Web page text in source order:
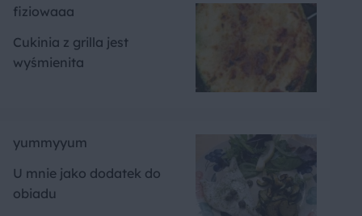
fiziowaaa
Cukinia z grilla jest
wyśmienita
yummyyum
U mnie jako dodatek do
obiadu